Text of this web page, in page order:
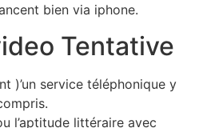
bien via iphone.
Tentative
)’un service téléphonique y
l’aptitude littéraire avec